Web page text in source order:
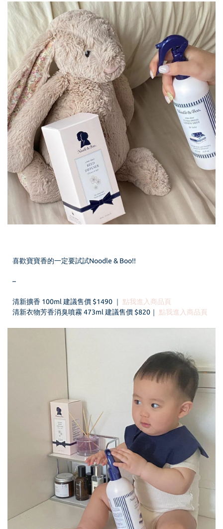
喜歡寶寶香的一定要試試Noodle & Boo!!
–
清新擴香 100ml 建議售價 $1490 ｜ 點我進入商品頁
清新衣物芳香消臭噴霧 473ml 建議售價 $820｜ 點我進入商品頁